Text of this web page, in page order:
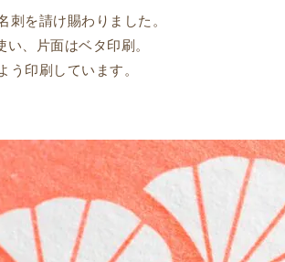
を請け賜わりました。
、片面はベタ印刷。
う印刷しています。